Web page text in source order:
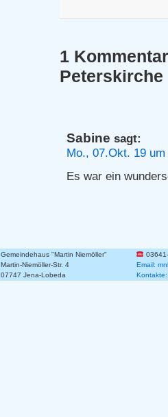
1
Peterskirche
Sabine sagt:
Mo., 07.Okt. 19
Es war ein
Gemeindehaus "Martin Niemöller"
Martin-Niemöller-Str. 4
Email:
07747 Jena-Lobeda